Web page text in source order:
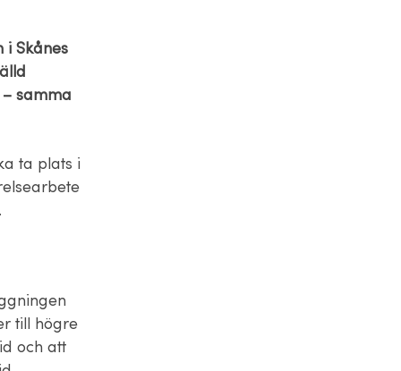
i Skånes
samma
ta plats i
till högre
och att